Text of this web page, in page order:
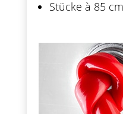
Stücke à 85